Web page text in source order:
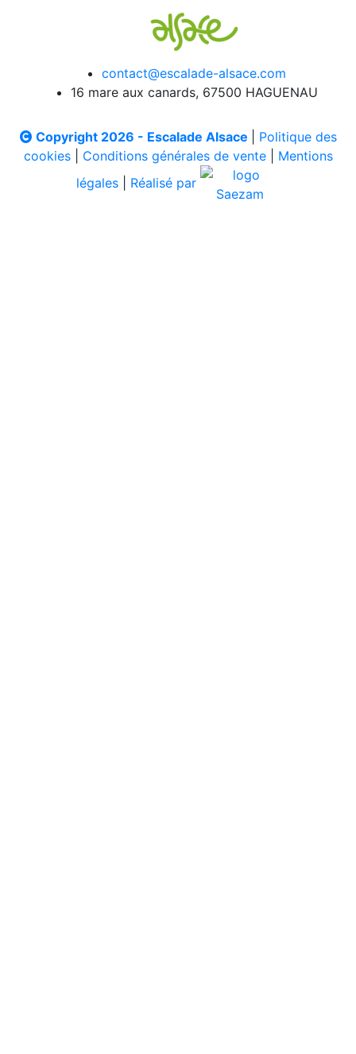
contact@escalade-alsace.com
16 mare aux canards, 67500 HAGUENAU
Copyright 2026 - Escalade Alsace
Politique des
cookies| Conditions générales de vente| Mentions
légales
Réalisé par